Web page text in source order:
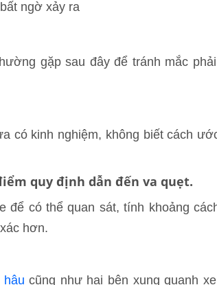
ngờ xảy ra
gặp sau đây để tránh mắc
có kinh nghiệm, không biết cách
quy định dẫn đến va quẹt.
để có thể quan sát, tính khoảng
hơn.
cũng như hai bên xung quanh